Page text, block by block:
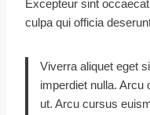
Excepteur sint
culpa qui officia
Viverra aliquet eget
imperdiet nulla. Arcu
ut. Arcu cursus